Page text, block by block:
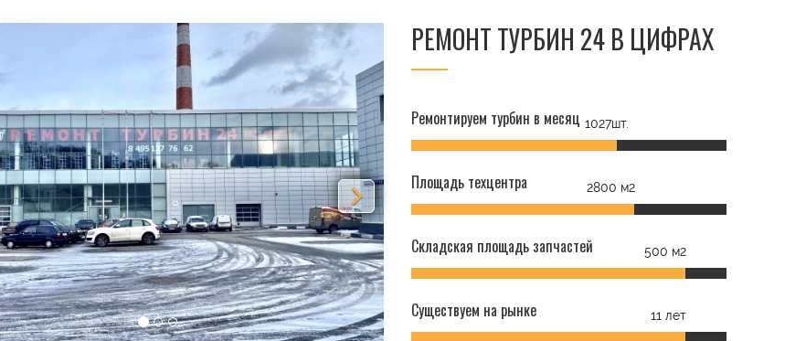
РЕМОНТ ТУРБИН 24 В ЦИФРАХ
Ремонтируем турбин в месяц 1027шт.
Площадь техцентра 2800 м2
Складская площадь запчастей 500 м2
Существуем на рынке 11 лет